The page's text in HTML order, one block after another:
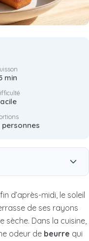
min
personnes
d’après-midi, le soleil
de ses rayons
sèche. Dans la cuisine,
odeur de beurre qui